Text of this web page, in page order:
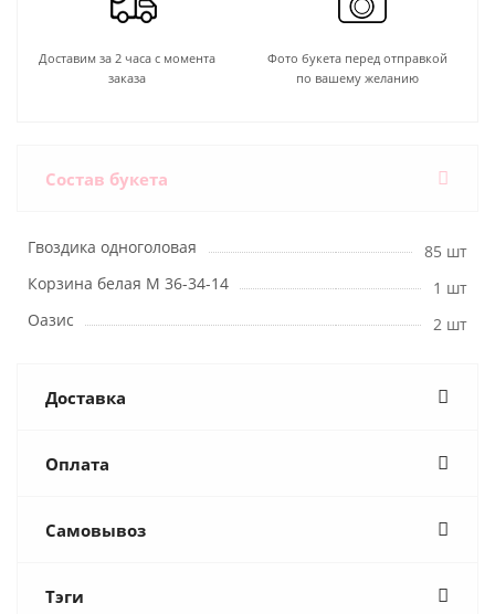
Доставим за 2 часа с момента
заказа
Фото букета перед отправкой
по вашему желанию
Состав букета
Гвоздика одноголовая
85 шт
Корзина белая М 36-34-14
1 шт
Оазис
2 шт
Доставка
Оплата
Самовывоз
Тэги